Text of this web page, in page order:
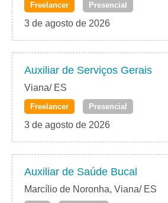
Freelancer Presencial
3 de agosto de 2026
Auxiliar de Serviços Gerais
Viana/ ES
Freelancer Presencial
3 de agosto de 2026
Auxiliar de Saúde Bucal
Marcílio de Noronha, Viana/ ES